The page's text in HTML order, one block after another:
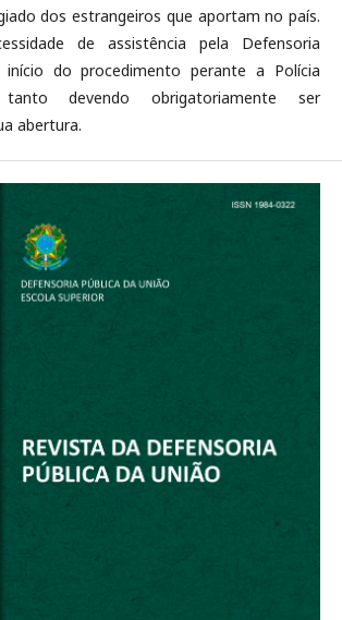
dos estrangeiros que aportam no país.
de assistência pela Defensoria
início do procedimento perante a Polícia
devendo obrigatoriamente ser
abertura.